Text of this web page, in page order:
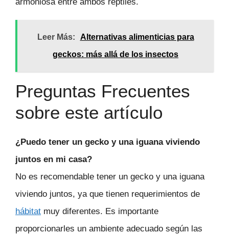
Leer Más:
Alternativas alimenticias para
geckos: más allá de los insectos
Preguntas Frecuentes
sobre este artículo
¿Puedo tener un gecko y una iguana viviendo
juntos en mi casa?
No es recomendable tener un gecko y una iguana
viviendo juntos, ya que tienen requerimientos de
hábitat muy diferentes. Es importante
proporcionarles un ambiente adecuado según las